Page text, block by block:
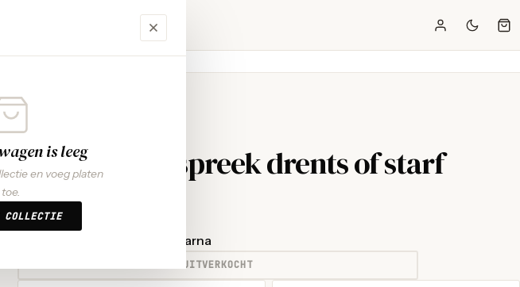
LP’s gebruikt
is leeg
en voeg platen
toe.
5MENSEN BEKIJKEN DIT NU
Skroetbalg - spreek drents of starf
€15,99
Betaal achteraf met Klarna
UITVERKOCHT